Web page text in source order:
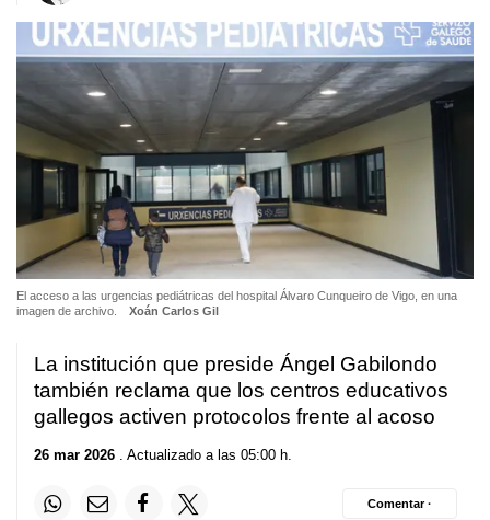
El acceso a las urgencias pediátricas del hospital Álvaro Cunqueiro de Vigo, en una
imagen de archivo.
Xoán Carlos Gil
La institución que preside Ángel Gabilondo
también reclama que los centros educativos
gallegos activen protocolos frente al acoso
26 mar 2026 . Actualizado a las 05:00 h.
Comentar ·